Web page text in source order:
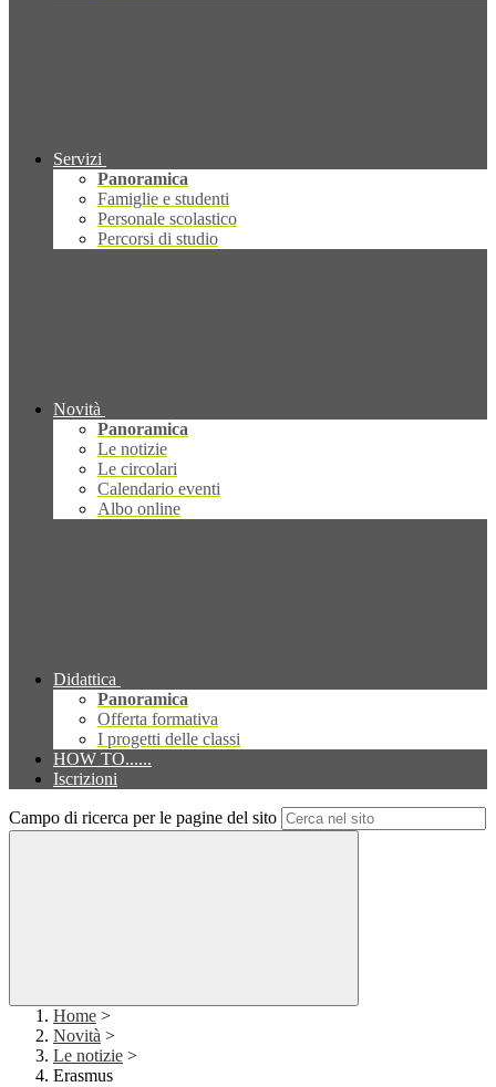
Servizi
Panoramica
Famiglie e studenti
Personale scolastico
Percorsi di studio
Novità
Panoramica
Le notizie
Le circolari
Calendario eventi
Albo online
Didattica
Panoramica
Offerta formativa
I progetti delle classi
HOW TO......
Iscrizioni
Campo di ricerca per le pagine del sito
Home >
Novità >
Le notizie >
Erasmus